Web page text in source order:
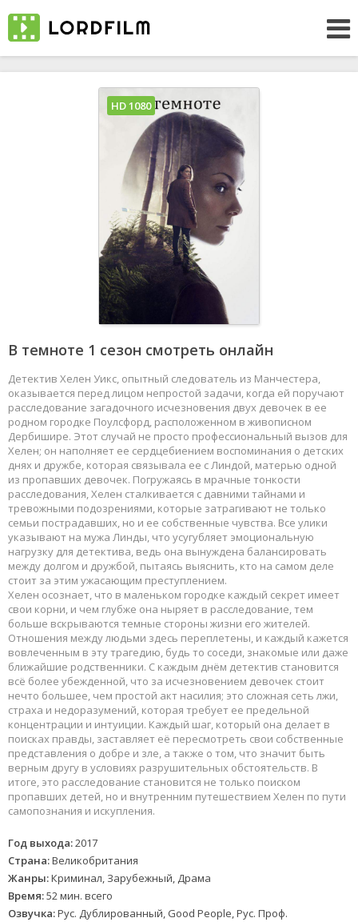
В темноте 1 сезон смотреть онлайн
Детектив Хелен Уикс, опытный следователь из Манчестера,
оказывается перед лицом непростой задачи, когда ей поручают
расследование загадочного исчезновения двух девочек в ее
родном городке Поулсфорд, расположенном в живописном
Дербишире. Этот случай не просто профессиональный вызов для
Хелен; он наполняет ее сердцебиением воспоминания о детских
днях и дружбе, которая связывала ее с Линдой, матерью одной
из пропавших девочек. Погружаясь в мрачные тонкости
расследования, Хелен сталкивается с давними тайнами и
тревожными подозрениями, которые затрагивают не только
семьи пострадавших, но и ее собственные чувства. Все улики
указывают на мужа Линды, что усугубляет эмоциональную
нагрузку для детектива, ведь она вынуждена балансировать
между долгом и дружбой, пытаясь выяснить, кто на самом деле
стоит за этим ужасающим преступлением.
Хелен осознает, что в маленьком городке каждый секрет имеет
свои корни, и чем глубже она ныряет в расследование, тем
больше вскрываются темные стороны жизни его жителей.
Отношения между людьми здесь переплетены, и каждый кажется
вовлеченным в эту трагедию, будь то соседи, знакомые или даже
ближайшие родственники. С каждым днём детектив становится
всё более убежденной, что за исчезновением девочек стоит
нечто большее, чем простой акт насилия; это сложная сеть лжи,
страха и недоразумений, которая требует ее предельной
концентрации и интуиции. Каждый шаг, который она делает в
поисках правды, заставляет её пересмотреть свои собственные
представления о добре и зле, а также о том, что значит быть
верным другу в условиях разрушительных обстоятельств. В
итоге, это расследование становится не только поиском
пропавших детей, но и внутренним путешествием Хелен по пути
самопознания и искупления.
Год выхода:2017
Страна:Великобритания
Жанры:Криминал, Зарубежный, Драма
Время:52 мин. всего
Озвучка:Рус. Дублированный, Good People, Рус. Проф.
HD 1080